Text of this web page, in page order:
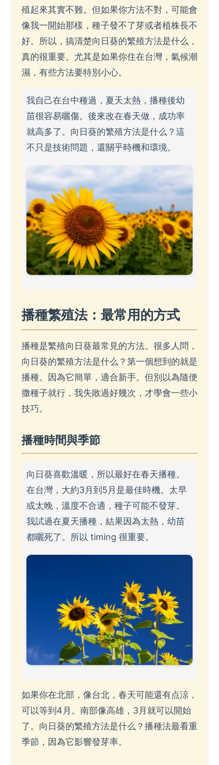
殖起來其實不難。但如果你方法不對，可能會
像我一開始那樣，種子發不了芽或者植株長不
好。所以，搞清楚向日葵的繁殖方法是什么，
真的很重要。尤其是如果你住在台灣，氣候潮
濕，有些方法要特別小心。
我自己在台中種過，夏天太熱，播種後幼
苗很容易曬傷。後來改在春天做，成功率
就高多了。向日葵的繁殖方法是什么？這
不只是技術問題，還關乎時機和環境。
播種繁殖法：最常用的方式
播種是繁殖向日葵最常見的方法。很多人問，
向日葵的繁殖方法是什么？第一個想到的就是
播種。因為它簡單，適合新手。但別以為隨便
撒種子就行，我失敗過好幾次，才學會一些小
技巧。
播種時間與季節
向日葵喜歡溫暖，所以最好在春天播種。
在台灣，大約3月到5月是最佳時機。太早
或太晚，溫度不合適，種子可能不發芽。
我試過在夏天播種，結果因為太熱，幼苗
都曬死了。所以 timing 很重要。
如果你在北部，像台北，春天可能還有点涼，
可以等到4月。南部像高雄，3月就可以開始
了。向日葵的繁殖方法是什么？播種法最看重
季節，因為它影響發芽率。